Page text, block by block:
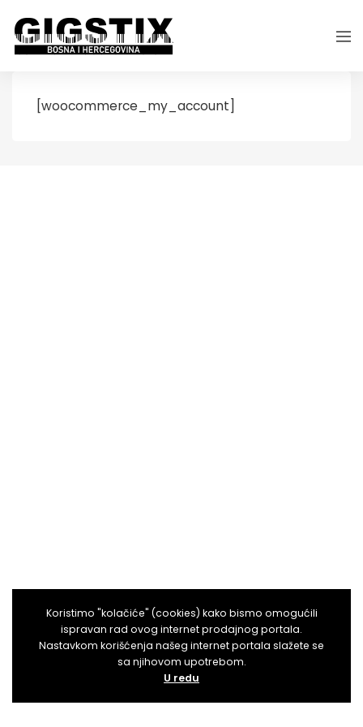
[woocommerce_my_account]
Koristimo "kolačiće" (cookies) kako bismo omogućili
ispravan rad ovog internet prodajnog portala.
Nastavkom korišćenja našeg internet portala slažete se
sa njihovom upotrebom.
U redu